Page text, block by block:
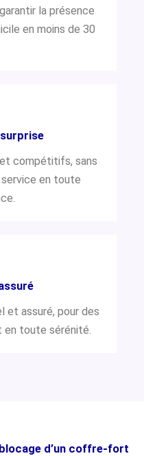
la présence
en moins de 30
compétitifs, sans
service en toute
et assuré, pour des
toute sérénité.
d’un coffre-fort